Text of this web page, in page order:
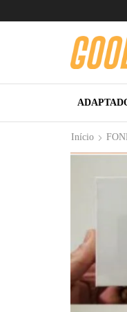
Início